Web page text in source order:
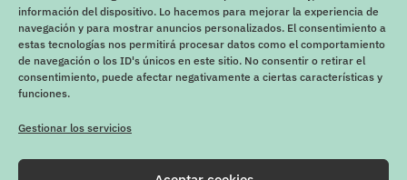
información del dispositivo. Lo hacemos para mejorar la experiencia de
navegación y para mostrar anuncios personalizados. El consentimiento a
estas tecnologías nos permitirá procesar datos como el comportamiento
de navegación o los ID's únicos en este sitio. No consentir o retirar el
consentimiento, puede afectar negativamente a ciertas características y
funciones.
Gestionar los servicios
Imprescindible cita previa